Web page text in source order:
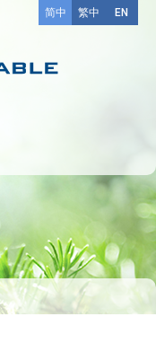
EN
繁中
简中